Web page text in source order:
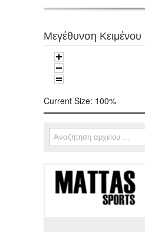
Μεγέθυνση Κειμένου
Current Size: 100%
Φόρμα αναζήτησης
Αναζήτηση